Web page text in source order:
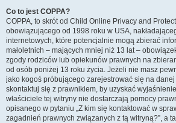
Co to jest COPPA?
COPPA, to skrót od Child Online Privacy and
obowiązującego od 1998 roku w USA,
internetowych, które potencjalnie mogą zbierać
małoletnich – mających mniej niż 13 lat –
zgody rodziców lub opiekunów prawnych na
od osób poniżej 13 roku życia. Jeżeli nie masz
jako kogoś próbującego zarejestrować się na
skontaktuj się z prawnikiem, by uzyskać
właściciele tej witryny nie dostarczają pomocy
opisanego w pytaniu „Z kim się kontaktować w
zagadnień prawnych związanych z tą witryną?”, a